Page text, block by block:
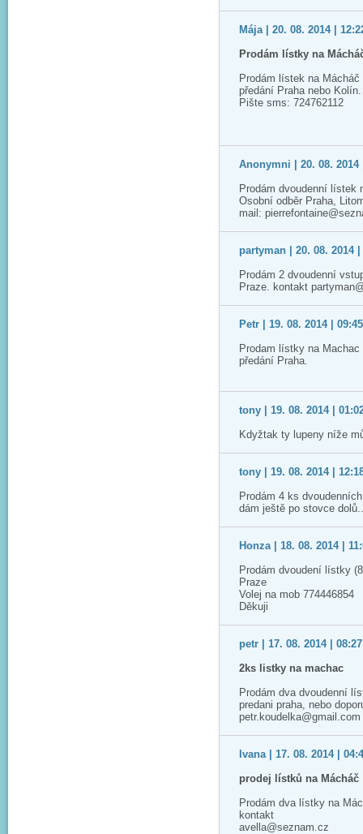
Mája | 20. 08. 2014 |
Prodám lístky na
Prodám lístek na
předání Praha nebo Kolín.
Pište sms: 724762112
Anonymni | 20. 08. 2014
Prodám dvoudenní lístek
Osobní odběr Praha,
mail:
partyman | 20. 08. 2014 |
Prodám 2 dvoudenní
Praze. kontakt
Petr | 19. 08. 2014 |
Prodam lístky na
předání Praha.
tony | 19. 08. 2014 |
Kdyžtak ty lupeny níže
tony | 19. 08. 2014 |
Prodám 4 ks
dám ještě po stovce
Honza | 18. 08. 2014 |
Prodám dvoudení lístky
Praze
Volej na mob 774446854
Děkuji
petr | 17. 08. 2014 |
2ks listky na machac
Prodám dva dvoudenní
predani praha, nebo
petr.koudelka@gmail.com
Ivana | 17. 08. 2014 |
prodej lístků na Mácháč
Prodám dva lístky na
kontakt
avella@seznam.cz